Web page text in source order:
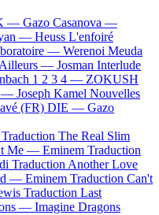
— Gazo Casanova —
— Heuss L'enfoiré
— Werenoi Meuda
Ailleurs — Josman Interlude
1 2 3 4 — ZOKUSH
— Joseph Kamel Nouvelles
(FR) DIE — Gazo
Traduction The Real Slim
Me — Eminem Traduction
Traduction Another Love
— Eminem Traduction Can't
Traduction Last
— Imagine Dragons